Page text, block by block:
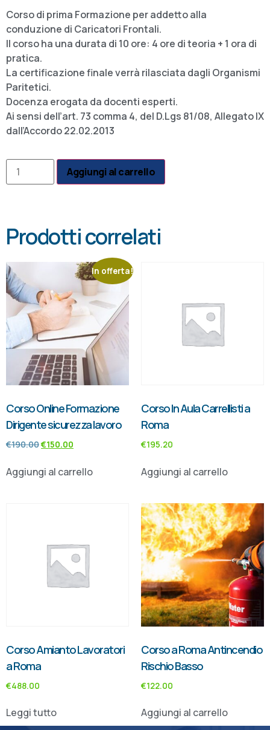
Corso di prima Formazione per addetto alla
conduzione di Caricatori Frontali.
Il corso ha una durata di 10 ore: 4 ore di teoria + 1 ora di
pratica.
La certificazione finale verrà rilasciata dagli Organismi
Paritetici.
Docenza erogata da docenti esperti.
Ai sensi dell’art. 73 comma 4, del D.Lgs 81/08, Allegato IX
dall’Accordo 22.02.2013
Aggiungi al carrello
Prodotti correlati
In offerta!
Corso Online Formazione
Dirigente sicurezza lavoro
€190.00€150.00
Aggiungi al carrello
Corso In Aula Carrellisti a
Roma
€195.20
Aggiungi al carrello
Corso Amianto Lavoratori
a Roma
€488.00
Leggi tutto
Corso a Roma Antincendio
Rischio Basso
€122.00
Aggiungi al carrello